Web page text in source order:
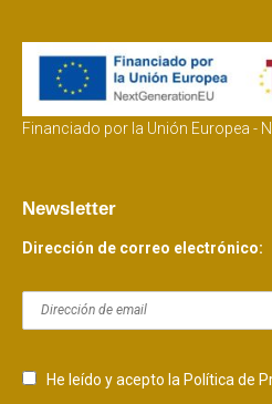
Financiado por la Unión Europea -
Newsletter
Dirección de correo electrónico:
He leído y acepto la Política de